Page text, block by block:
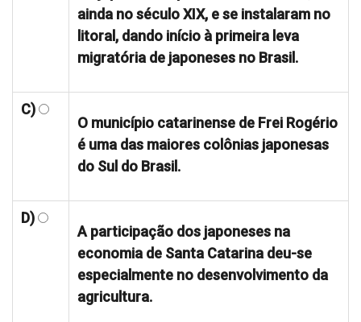
ainda no século XIX, e se instalaram no
litoral, dando início à primeira leva
migratória de japoneses no Brasil.
C)
O município catarinense de Frei Rogério
é uma das maiores colônias japonesas
do Sul do Brasil.
D)
A participação dos japoneses na
economia de Santa Catarina deu-se
especialmente no desenvolvimento da
agricultura.